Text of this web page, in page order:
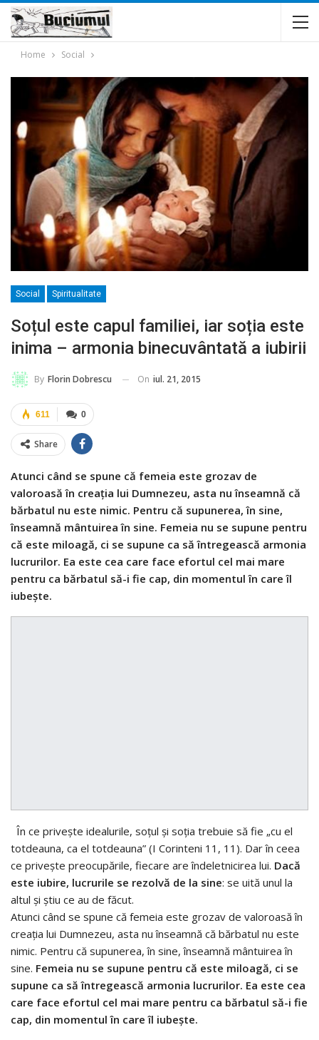
Home Social
Social Spiritualitate
Soțul este capul familiei, iar soția este
inima – armonia binecuvântată a iubirii
By Florin Dobrescu On iul. 21, 2015
0
611
Share
Atunci când se spune că femeia este grozav de
valoroasă în creaţia lui Dumnezeu, asta nu înseamnă că
bărbatul nu este nimic. Pentru că supunerea, în sine,
înseamnă mântuirea în sine. Femeia nu se supune pentru
că este miloagă, ci se supune ca să întregească armonia
lucrurilor. Ea este cea care face efortul cel mai mare
pentru ca bărbatul să-i fie cap, din momentul în care îl
iubeşte.
În ce priveşte idealurile, soţul şi soţia trebuie să fie „cu el
totdeauna, ca el totdeauna” (I Corinteni 11, 11). Dar în ceea
ce priveşte preocupările, fiecare are îndeletnicirea lui. Dacă
este iubire, lucrurile se rezolvă de la sine: se uită unul la
altul şi ştiu ce au de făcut.
Atunci când se spune că femeia este grozav de valoroasă în
creaţia lui Dumnezeu, asta nu înseamnă că bărbatul nu este
nimic. Pentru că supunerea, în sine, înseamnă mântuirea în
sine. Femeia nu se supune pentru că este miloagă, ci se
supune ca să întregească armonia lucrurilor. Ea este cea
care face efortul cel mai mare pentru ca bărbatul să-i fie
cap, din momentul în care îl iubeşte.